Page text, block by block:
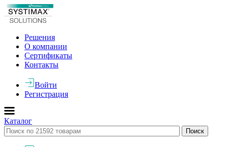
Решения
О компании
Сертификаты
Контакты
Войти
Регистрация
Каталог